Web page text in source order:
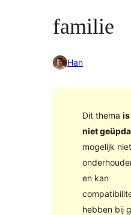
familie
Han
Dit thema is
niet
mogelijk
en kan
hebben bij